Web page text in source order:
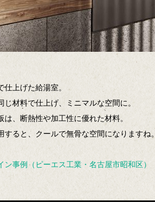
上げた給湯室。
じ材料で仕上げ、ミニマルな空間に。
は、断熱性や加工性に優れた材料。
すると、クールで無骨な空間になりますね。
ン事例（ピーエス工業・名古屋市昭和区）